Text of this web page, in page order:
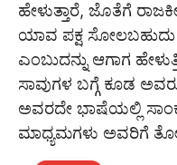
ಹೇಳುತ್ತಾರೆ, ಜೊತೆಗೆ
ಯಾವ ಪಕ್ಷ ಸೋಲಬಹುದು
ಎಂಬುದನ್ನು ಆಗಾಗ
ಸಾವುಗಳ ಬಗ್ಗೆ ಕೂಡ
ಅವರದೇ ಭಾಷೆಯಲ್ಲಿ
ಮಾಧ್ಯಮಗಳು ಅವರಿಗೆ